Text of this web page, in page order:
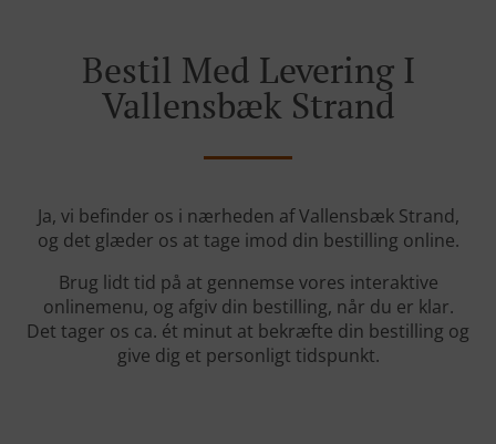
Bestil Med Levering I
Vallensbæk Strand
Ja, vi befinder os i nærheden af Vallensbæk Strand,
og det glæder os at tage imod din bestilling online.
Brug lidt tid på at gennemse vores interaktive
onlinemenu, og afgiv din bestilling, når du er klar.
Det tager os ca. ét minut at bekræfte din bestilling og
give dig et personligt tidspunkt.